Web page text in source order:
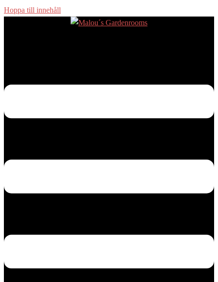
Hoppa till innehåll